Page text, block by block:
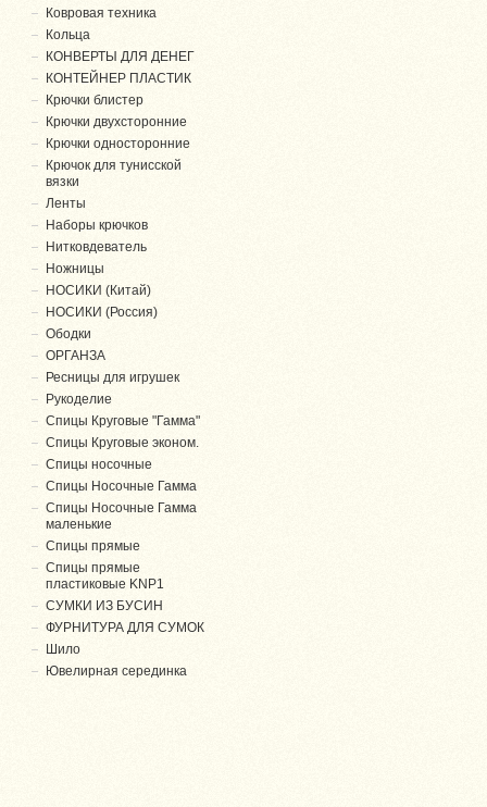
Ковровая техника
Кольца
КОНВЕРТЫ ДЛЯ ДЕНЕГ
КОНТЕЙНЕР ПЛАСТИК
Крючки блистер
Крючки двухсторонние
Крючки односторонние
Крючок для тунисской
вязки
Ленты
Наборы крючков
Нитковдеватель
Ножницы
НОСИКИ (Китай)
НОСИКИ (Россия)
Ободки
ОРГАНЗА
Ресницы для игрушек
Рукоделие
Спицы Круговые "Гамма"
Спицы Круговые эконом.
Спицы носочные
Спицы Носочные Гамма
Спицы Носочные Гамма
маленькие
Спицы прямые
Спицы прямые
пластиковые KNP1
СУМКИ ИЗ БУСИН
ФУРНИТУРА ДЛЯ СУМОК
Шило
Ювелирная серединка